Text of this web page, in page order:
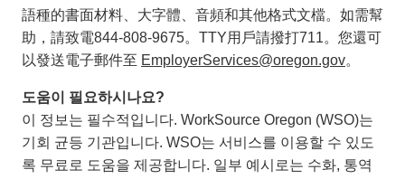
語種的書面材料、大字體、音頻和其他格式文檔。如需幫
助，請致電844-808-9675。TTY用戶請撥打711。您還可
以發送電子郵件至 EmployerServices@oregon.gov。
도움이 필요하시나요?
이 정보는 필수적입니다. WorkSource Oregon (WSO)는
기회 균등 기관입니다. WSO는 서비스를 이용할 수 있도
록 무료로 도움을 제공합니다. 일부 예시로는 수화, 통역